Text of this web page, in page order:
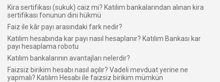
Kira sertifikası (sukuk) caiz mi? Katılım bankalarından alınan kira
sertifikası fonunun dini hükmü
Faiz ile kâr payı arasındaki fark nedir?
Katılım hesabında kar payı nasıl hesaplanır? Katılım Bankası kar
payı hesaplama robotu
Katılım bankalarının avantajları nelerdir?
Faizsiz birikim hesabı nasıl açılır? Vadeli mevduat yerine ne
yapmalı? Katılım Hesabı ile faizsiz birikim mümkün